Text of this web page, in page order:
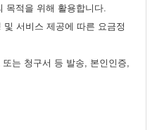
목적을 위해 활용합니다.
서비스 제공에 따른 요금정
는 청구서 등 발송, 본인인증,